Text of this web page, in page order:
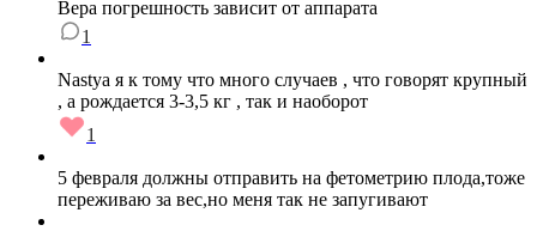
Вера погрешность зависит от аппарата
1
Nastya я к тому что много случаев , что говорят крупный
, а рождается 3-3,5 кг , так и наоборот
1
5 февраля должны отправить на фетометрию плода,тоже
переживаю за вес,но меня так не запугивают